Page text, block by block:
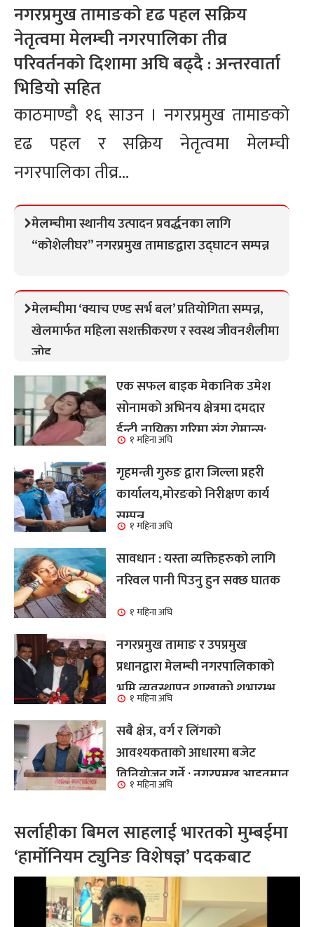
नगरप्रमुख तामाङको दृढ पहल सक्रिय
नेतृत्वमा मेलम्ची नगरपालिका तीव्र
परिवर्तनको दिशामा अघि बढ्दै : अन्तरवार्ता
भिडियो सहित
काठमाण्डौ १६ साउन । नगरप्रमुख तामाङको
दृढ पहल र सक्रिय नेतृत्वमा मेलम्ची
नगरपालिका तीव्र...
मेलम्चीमा स्थानीय उत्पादन प्रवर्द्धनका लागि
“कोशेलीघर” नगरप्रमुख तामाङद्वारा उद्घाटन सम्पन्न
मेलम्चीमा ‘क्याच एण्ड सर्भ बल’ प्रतियोगिता सम्पन्न,
खेलमार्फत महिला सशक्तीकरण र स्वस्थ जीवनशैलीमा
जोड
एक सफल बाइक मेकानिक उमेश
सोनामको अभिनय क्षेत्रमा दमदार
ईन्ट्री,नायिका गरिमा संग रोमान्स:
हेर्नुहोस भिडियो ।
१ महिना अघि
गृहमन्त्री गुरुङ द्वारा जिल्ला प्रहरी
कार्यालय,मोरङको निरीक्षण कार्य
सम्पन्न१ महिना अघि
सावधान : यस्ता व्यक्तिहरुको लागि
नरिवल पानी पिउनु हुन सक्छ घातक
१ महिना अघि
नगरप्रमुख तामाङ र उपप्रमुख
प्रधानद्वारा मेलम्ची नगरपालिकाको
भूमि व्यवस्थापन शाखाको शुभारम्भ
कार्य सम्पन्न
१ महिना अघि
सबै क्षेत्र, वर्ग र लिंगकाे
आवश्यकताकाे आधारमा बजेट
विनियाेजन गर्ने : नगरप्रमुख आइतमान
तामाङ
१ महिना अघि
सर्लाहीका बिमल साहलाई भारतको मुम्बईमा
‘हार्मोनियम ट्युनिङ विशेषज्ञ’ पदकबाट
सम्मानित